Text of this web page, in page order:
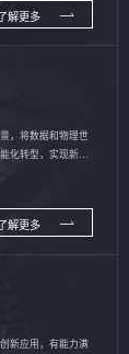
解更多
，将数据和物理世
化转型，实现新旧
解更多
新应用，有能力满